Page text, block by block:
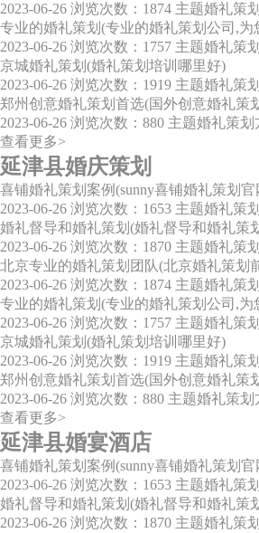
2023-06-26 浏览次数：1874 主题婚礼策
专业的婚礼策划(专业的婚礼策划公司,为
2023-06-26 浏览次数：1757 主题婚礼策
京城婚礼策划(婚礼策划培训哪里好)
2023-06-26 浏览次数：1919 主题婚礼策
郑州创意婚礼策划首选(国外创意婚礼策
2023-06-26 浏览次数：880 主题婚礼策划
查看更多>
延津县婚庆策划
喜铺婚礼策划案例(sunny喜铺婚礼策划官
2023-06-26 浏览次数：1653 主题婚礼策
婚礼督导和婚礼策划(婚礼督导和婚礼策
2023-06-26 浏览次数：1870 主题婚礼策
北京专业的婚礼策划团队(北京婚礼策划
2023-06-26 浏览次数：1874 主题婚礼策
专业的婚礼策划(专业的婚礼策划公司,为
2023-06-26 浏览次数：1757 主题婚礼策
京城婚礼策划(婚礼策划培训哪里好)
2023-06-26 浏览次数：1919 主题婚礼策
郑州创意婚礼策划首选(国外创意婚礼策
2023-06-26 浏览次数：880 主题婚礼策划
查看更多>
延津县婚宴酒店
喜铺婚礼策划案例(sunny喜铺婚礼策划官
2023-06-26 浏览次数：1653 主题婚礼策
婚礼督导和婚礼策划(婚礼督导和婚礼策
2023-06-26 浏览次数：1870 主题婚礼策